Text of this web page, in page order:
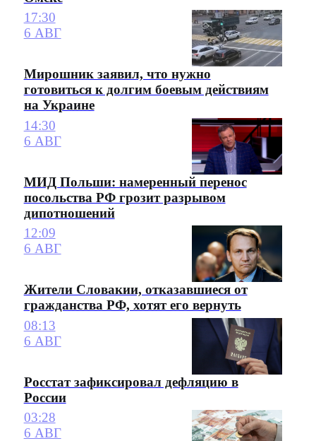
17:30
6 АВГ
Мирошник заявил, что нужно
готовиться к долгим боевым действиям
на Украине
14:30
6 АВГ
МИД Польши: намеренный перенос
посольства РФ грозит разрывом
дипотношений
12:09
6 АВГ
Жители Словакии, отказавшиеся от
гражданства РФ, хотят его вернуть
08:13
6 АВГ
Росстат зафиксировал дефляцию в
России
03:28
6 АВГ